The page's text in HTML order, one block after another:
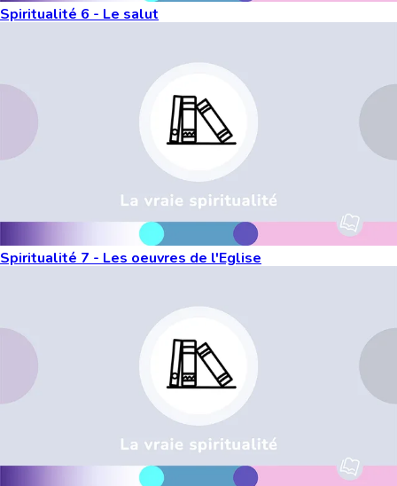
Spiritualité 6 - Le salut
Spiritualité 7 - Les oeuvres de l'Eglise